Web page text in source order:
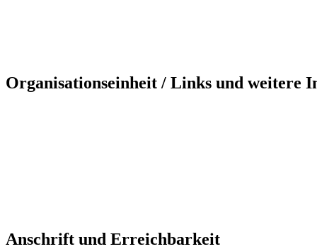
Organisationseinheit / Links und weitere
Anschrift und Erreichbarkeit